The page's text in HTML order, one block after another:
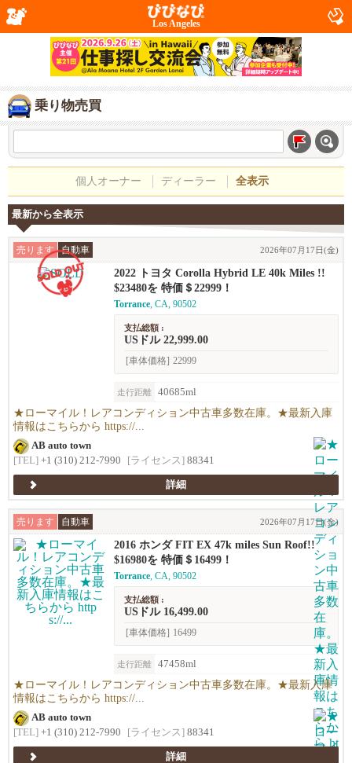
Los Angeles
乗り物売買
個人オーナー ディーラー 全表示
最新から全表示
売ります 自動車 2026年07月17日(金)
2022 トヨタ Corolla Hybrid LE 40k Miles !!
$23480を 特価＄22999！
Torrance, CA, 90502
支払総額 :
USドル 22,999.00
[車体価格] 22999
走行距離 40685ml
★ローマイル！レアコンディション中古車多数在庫。★最新入庫
情報はこちらから https://...
AB auto town
[TEL] +1 (310) 212-7990 [ライセンス] 88341
詳細
売ります 自動車 2026年07月17日(金)
2016 ホンダ FIT EX 47k miles Sun Roof!!
$16980を 特価＄16499！
Torrance, CA, 90502
支払総額 :
USドル 16,499.00
[車体価格] 16499
走行距離 47458ml
★ローマイル！レアコンディション中古車多数在庫。★最新入庫
情報はこちらから https://...
AB auto town
[TEL] +1 (310) 212-7990 [ライセンス] 88341
詳細